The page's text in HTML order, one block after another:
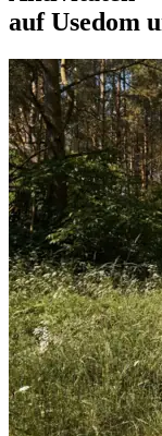
auf Usedom